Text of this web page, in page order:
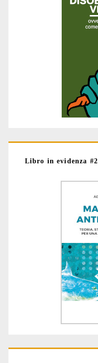
Libro in evidenza #2